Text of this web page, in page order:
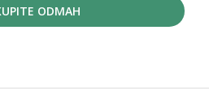
ODMAH